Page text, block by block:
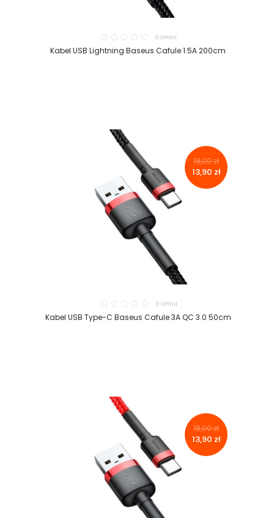
0 OPINII
Kabel USB Lightning Baseus Cafule 1.5A 200cm
0 OPINII
Kabel USB Type-C Baseus Cafule 3A QC 3.0 50cm
18,00 zł
13,90 zł
18,00 zł
13,90 zł